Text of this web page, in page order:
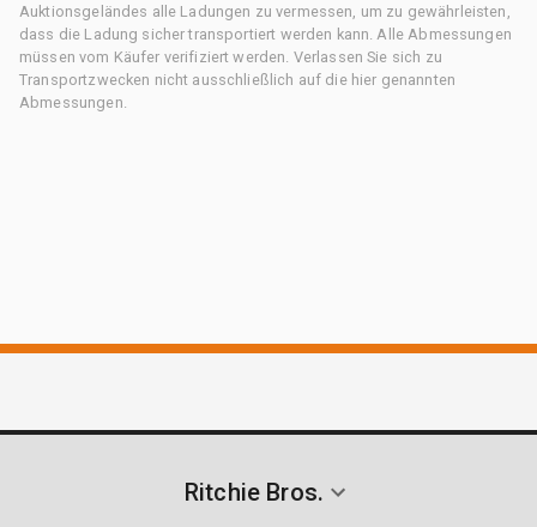
Auktionsgeländes alle Ladungen zu vermessen, um zu gewährleisten,
dass die Ladung sicher transportiert werden kann. Alle Abmessungen
müssen vom Käufer verifiziert werden. Verlassen Sie sich zu
Transportzwecken nicht ausschließlich auf die hier genannten
Abmessungen.
Ritchie Bros.